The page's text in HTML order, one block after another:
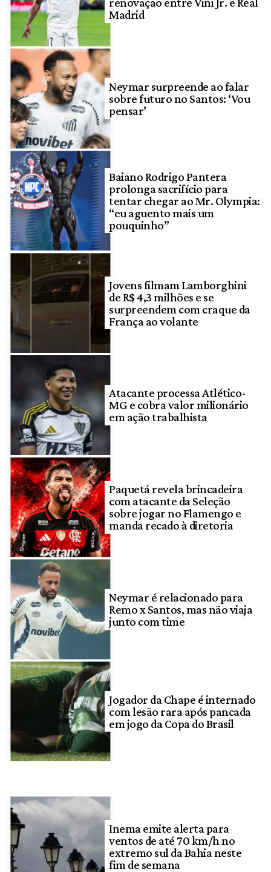
Madrid
Neymar surpreende ao falar
sobre futuro no Santos: ‘Vou
pensar’
Baiano Rodrigo Pantera
prolonga sacrifício para
tentar chegar ao Mr. Olympia:
“eu aguento mais um
pouquinho”
Jovens filmam Lamborghini
de R$ 4,3 milhões e se
surpreendem com craque da
França ao volante
Atacante processa Atlético-
MG e cobra valor milionário
em ação trabalhista
Paquetá revela brincadeira
com atacante da Seleção
sobre jogar no Flamengo e
manda recado à diretoria
Neymar é relacionado para
Remo x Santos, mas não viaja
junto com time
Jogador da Chape é internado
com lesão rara após pancada
em jogo da Copa do Brasil
Inema emite alerta para
ventos de até 70 km/h no
extremo sul da Bahia neste
fim de semana